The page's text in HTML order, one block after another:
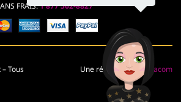
FRAIS:1 877 562-8827
Tous
Une réalisation deImacom